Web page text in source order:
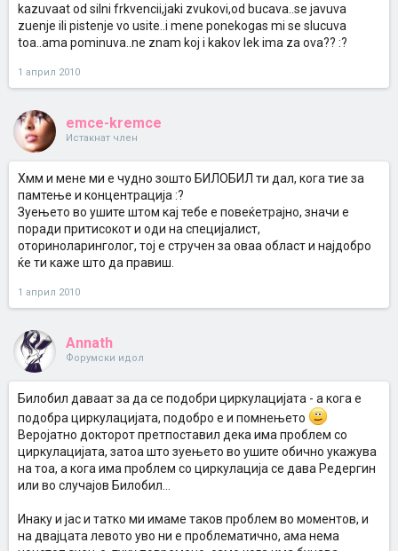
kazuvaat od silni frkvencii,jaki zvukovi,od bucava..se javuva
zuenje ili pistenje vo usite..i mene ponekogas mi se slucuva
toa..ama pominuva..ne znam koj i kakov lek ima za ova?? :?
1 април 2010
emce-kremce
Истакнат член
Хмм и мене ми е чудно зошто БИЛОБИЛ ти дал, кога тие за
памтење и концентрација :?
Зуењето во ушите штом кај тебе е повеќетрајно, значи е
поради притисокот и оди на специјалист,
оториноларинголог, тој е стручен за оваа област и најдобро
ќе ти каже што да правиш.
1 април 2010
Annath
Форумски идол
Билобил даваат за да се подобри циркулацијата - а кога е
подобра циркулацијата, подобро е и помнењето
Веројатно докторот претпоставил дека има проблем со
циркулацијата, затоа што зуењето во ушите обично укажува
на тоа, а кога има проблем со циркулација се дава Редергин
или во случајов Билобил...
Инаку и јас и татко ми имаме таков проблем во моментов, и
на двајцата левото уво ни е проблематично, ама нема